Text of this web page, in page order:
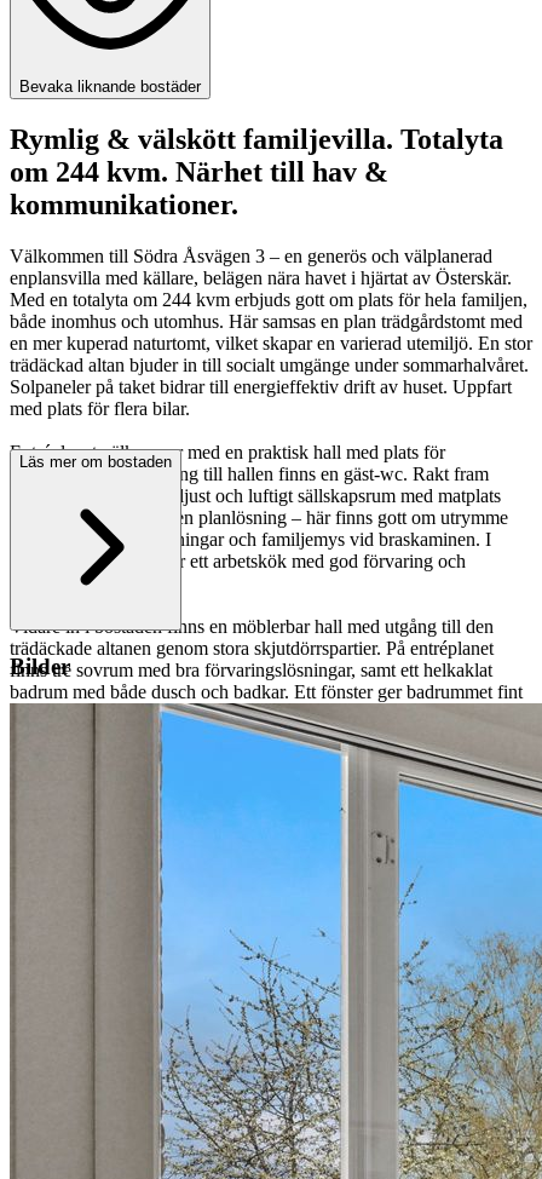
Bevaka liknande bostäder
Rymlig & välskött familjevilla. Totalyta
om 244 kvm. Närhet till hav &
kommunikationer.
Välkommen till Södra Åsvägen 3 – en generös och välplanerad
enplansvilla med källare, belägen nära havet i hjärtat av Österskär.
Med en totalyta om 244 kvm erbjuds gott om plats för hela familjen,
både inomhus och utomhus. Här samsas en plan trädgårdstomt med
en mer kuperad naturtomt, vilket skapar en varierad utemiljö. En stor
trädäckad altan bjuder in till socialt umgänge under sommarhalvåret.
Solpaneler på taket bidrar till energieffektiv drift av huset. Uppfart
med plats för flera bilar.
Entréplanet välkomnar med en praktisk hall med plats för
avhängning. I anslutning till hallen finns en gäst-wc. Rakt fram
öppnar huset upp i ett ljust och luftigt sällskapsrum med matplats
och vardagsrum i öppen planlösning – här finns gott om utrymme
för både middagsbjudningar och familjemys vid braskaminen. I
direkt anslutning ligger ett arbetskök med god förvaring och
arbetsytor.
Vidare in i bostaden finns en möblerbar hall med utgång till den
trädäckade altanen genom stora skjutdörrspartier. På entréplanet
finns tre sovrum med bra förvaringslösningar, samt ett helkaklat
badrum med både dusch och badkar. Ett fönster ger badrummet fint
En trappa ner möts man av ett rymligt allrum, idag använt som TV-
rum. Intill ligger ett stort hobbyrum med plats för lek, träning eller
andra aktiviteter. Källaren rymmer även mycket goda
förvaringsmöjligheter med flera förråd, en matkällare, samt en
praktisk verkstadsdel. Det största förrådet har ytterdörr som leder ut
till trädgårdstomten. Tvättstugan är utrustad med både tvättmaskin
och torktumlare, och här finns även ett äldre duschutrymme som i
dagsläget inte används.
Läget i Österskär är svårt att slå – här bor du i ett lugnt och etablerat
villaområde med närhet till både natur och vatten. På gångavstånd
når du Roslagsbanan med smidig pendling till Stockholm, möjlighet
till båtplats via vägföreningen (eller närliggande Marina) samt det
populära Österskärs havsbad för salta dopp och soliga dagar. I
området finns även skolor, förskolor och service. På gångavstånd
finns den obemannade matbutiken som är öppen 24 timmar om
Varmt välkommen på visning!
Läs mer om bostaden
Bilder